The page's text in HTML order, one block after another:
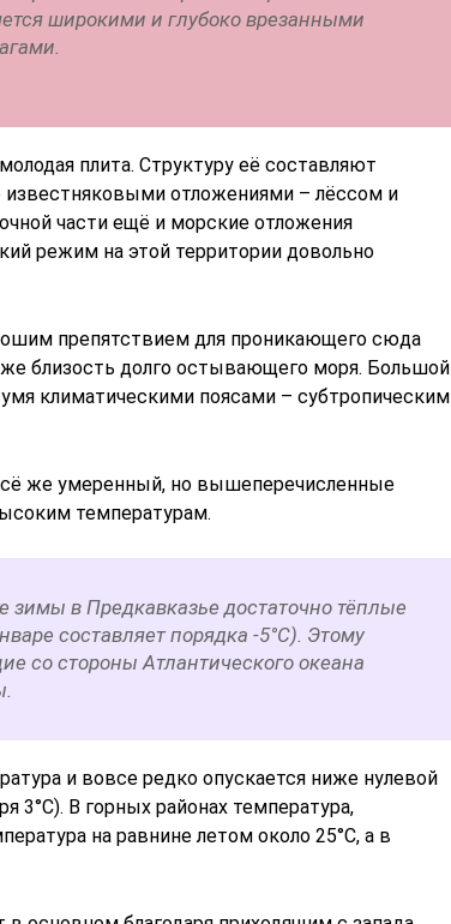
широкими и глубоко врезанными
плита. Структуру её составляют
отложениями – лёссом и
части ещё и морские отложения
режим на этой территории довольно
препятствием для проникающего сюда
близость долго остывающего моря. Большой
климатическими поясами – субтропическим
же умеренный, но вышеперечисленные
температурам.
зимы в Предкавказье достаточно тёплые
составляет порядка -5°С). Этому
со стороны Атлантического океана
и вовсе редко опускается ниже нулевой
3°С). В горных районах температура,
на равнине летом около 25°С, а в